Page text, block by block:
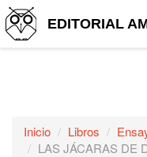
EDITORIAL
Inicio Libros
LAS JÁCARAS DE